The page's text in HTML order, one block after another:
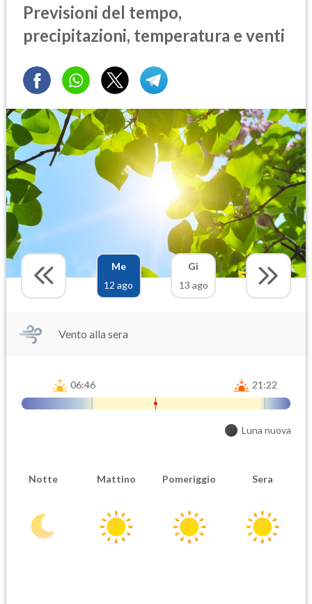
Previsioni del tempo,
precipitazioni, temperatura e venti
Me
12 ago
Gi
13 ago
Vento alla sera
06:46 21:22
Luna nuova
Notte Mattino Pomeriggio Sera